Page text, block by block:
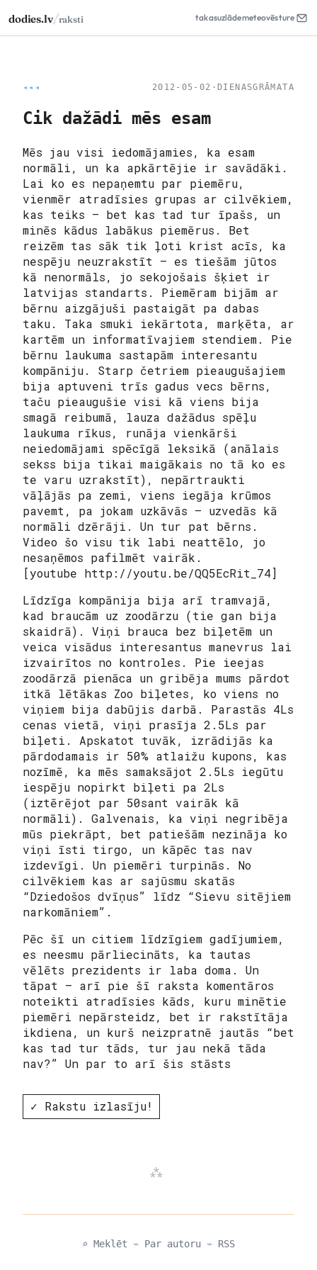
dodies.lv/raksti takasuzlādemeteovēsture
◂◂◂ 2012-05-02 · DIENASGRĀMATA
Cik dažādi mēs esam
Mēs jau visi iedomājamies, ka esam
normāli, un ka apkārtējie ir savādāki.
Lai ko es nepaņemtu par piemēru,
vienmēr atradīsies grupas ar cilvēkiem,
kas teiks – bet kas tad tur īpašs, un
minēs kādus labākus piemērus. Bet
reizēm tas sāk tik ļoti krist acīs, ka
nespēju neuzrakstīt – es tiešām jūtos
kā nenormāls, jo sekojošais šķiet ir
latvijas standarts. Piemēram bijām ar
bērnu aizgājuši pastaigāt pa dabas
taku. Taka smuki iekārtota, marķēta, ar
kartēm un informatīvajiem stendiem. Pie
bērnu laukuma sastapām interesantu
kompāniju. Starp četriem pieaugušajiem
bija aptuveni trīs gadus vecs bērns,
taču pieaugušie visi kā viens bija
smagā reibumā, lauza dažādus spēļu
laukuma rīkus, runāja vienkārši
neiedomājami spēcīgā leksikā (anālais
sekss bija tikai maigākais no tā ko es
te varu uzrakstīt), nepārtraukti
vāļājās pa zemi, viens iegāja krūmos
pavemt, pa jokam uzkāvās – uzvedās kā
normāli dzērāji. Un tur pat bērns.
Video šo visu tik labi neattēlo, jo
nesaņēmos pafilmēt vairāk.
[youtube http://youtu.be/QQ5EcRit_74]
Līdzīga kompānija bija arī tramvajā,
kad braucām uz zoodārzu (tie gan bija
skaidrā). Viņi brauca bez biļetēm un
veica visādus interesantus manevrus lai
izvairītos no kontroles. Pie ieejas
zoodārzā pienāca un gribēja mums pārdot
itkā lētākas Zoo biļetes, ko viens no
viņiem bija dabūjis darbā. Parastās 4Ls
cenas vietā, viņi prasīja 2.5Ls par
biļeti. Apskatot tuvāk, izrādijās ka
pārdodamais ir 50% atlaižu kupons, kas
nozīmē, ka mēs samaksājot 2.5Ls iegūtu
iespēju nopirkt biļeti pa 2Ls
(iztērējot par 50sant vairāk kā
normāli). Galvenais, ka viņi negribēja
mūs piekrāpt, bet patiešām nezināja ko
viņi īsti tirgo, un kāpēc tas nav
izdevīgi. Un piemēri turpinās. No
cilvēkiem kas ar sajūsmu skatās
“Dziedošos dvīņus” līdz “Sievu sitējiem
narkomāniem”.
Pēc šī un citiem līdzīgiem gadījumiem,
es neesmu pārliecināts, ka tautas
vēlēts prezidents ir laba doma. Un
tāpat – arī pie šī raksta komentāros
noteikti atradīsies kāds, kuru minētie
piemēri nepārsteidz, bet ir rakstītāja
ikdiena, un kurš neizpratnē jautās “bet
kas tad tur tāds, tur jau nekā tāda
nav?” Un par to arī šis stāsts
✓ Rakstu izlasīju!
⌕ Meklēt ⌁ Par autoru ⌁ RSS